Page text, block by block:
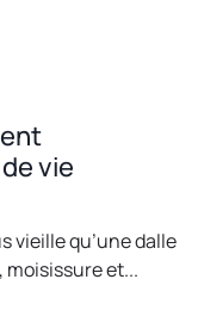
vie
vieille qu’une dalle
et...